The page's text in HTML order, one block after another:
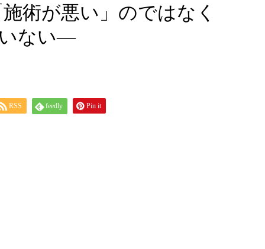
術が悪い」のではなく
いない―
RSS feedly Pin it